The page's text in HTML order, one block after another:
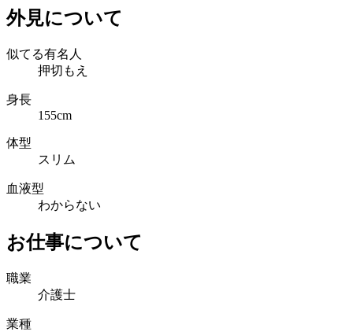
外見について
似てる有名人
押切もえ
身長
155cm
体型
スリム
血液型
わからない
お仕事について
職業
介護士
業種